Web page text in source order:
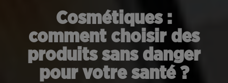
Cosmétiques :
comment choisir des
produits sans danger
pour votre santé ?